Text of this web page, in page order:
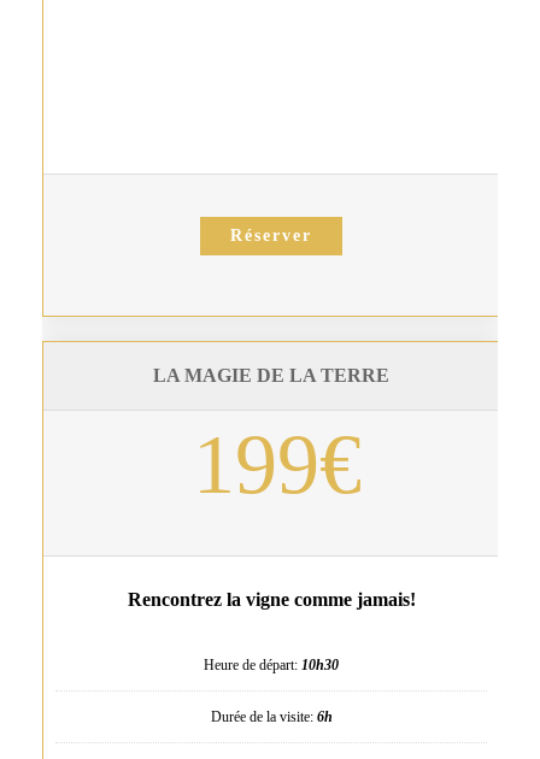
Réserver
LA MAGIE DE LA TERRE
199€
Rencontrez la vigne comme jamais!
Heure de départ: 10h30
Durée de la visite: 6h